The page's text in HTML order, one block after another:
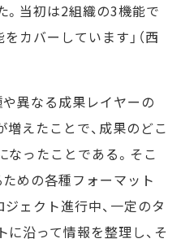
。当初は2組織の3機能で
カバーしています」（西
異なる成果レイヤーの
えたことで、成果のどこ
なったことである。そこ
めの各種フォーマット
ェクト進行中、一定のタ
沿って情報を整理し、そ